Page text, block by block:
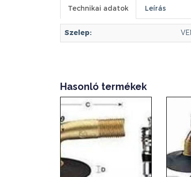
Technikai adatok Leírás
Szelep:
Hasonló termékek